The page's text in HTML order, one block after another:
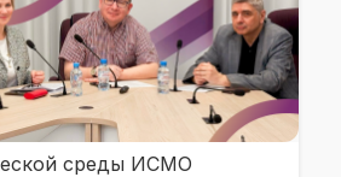
среды ИСМО